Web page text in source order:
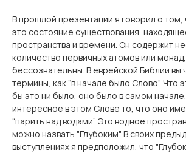
В прошлой презентации я говорил о том,
это состояние существования,
пространства и времени. Он содержит
количество первичных атомов или
бессознательны. В еврейской Библии вы
термины, как “в начале было Слово”. Что
бы это ни было, оно было в самом
интересное в этом Слове то, что оно
“парить над водами”. Это водное
можно назвать "Глубоким". В своих
выступлениях я предположил, что